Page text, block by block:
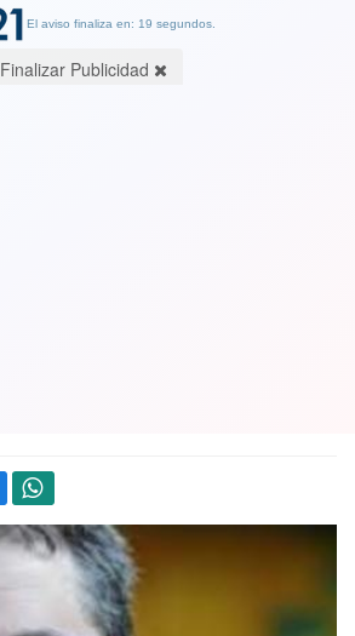
El aviso finaliza en: 19 segundos.
Finalizar Publicidad